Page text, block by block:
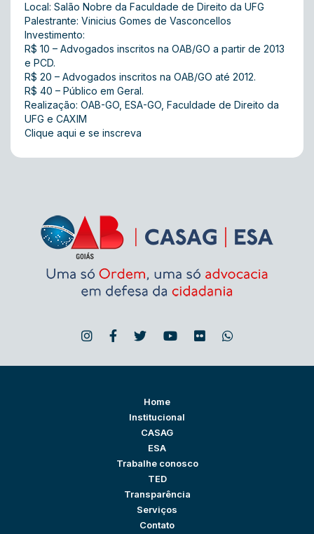
Local: Salão Nobre da Faculdade de Direito da UFG
Palestrante: Vinicius Gomes de Vasconcellos
Investimento:
R$ 10 – Advogados inscritos na OAB/GO a partir de 2013
e PCD.
R$ 20 – Advogados inscritos na OAB/GO até 2012.
R$ 40 – Público em Geral.
Realização: OAB-GO, ESA-GO, Faculdade de Direito da
UFG e CAXIM
Clique aqui e se inscreva
Home
Institucional
CASAG
ESA
Trabalhe conosco
TED
Transparência
Serviços
Contato